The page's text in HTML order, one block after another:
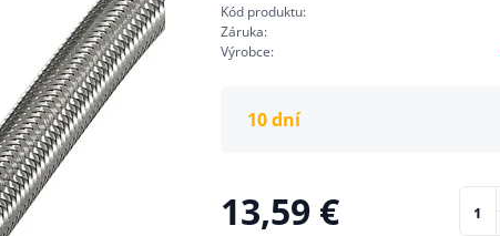
Kód produktu:
Záruka:
Výrobce:
10 dní
13,59 €